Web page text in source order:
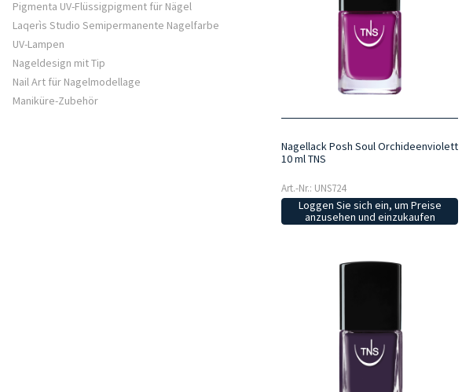
Pigmenta UV-Flüssigpigment für Nägel
Laqerìs Studio Semipermanente Nagelfarbe
UV-Lampen
Nageldesign mit Tip
Nail Art für Nagelmodellage
Maniküre-Zubehör
Nagellack Posh Soul Orchideenviolett
10 ml TNS
Art.-Nr.: UNS724
Loggen Sie sich ein, um Preise
anzusehen und einzukaufen